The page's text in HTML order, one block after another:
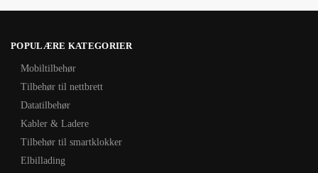
POPULÆRE KATEGORIER
Mobiltilbehør
Tilbehør til nettbrett
Datatilbehør
Kabler & Ladere
Tilbehør til smartklokker
Elbillading